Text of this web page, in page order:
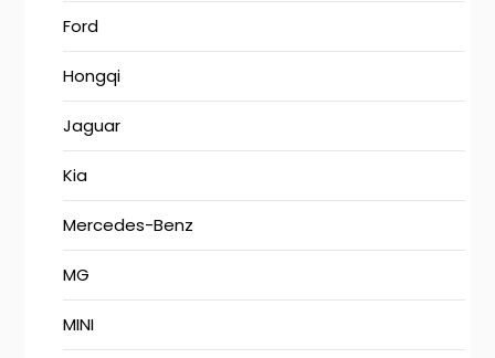
Ford
Hongqi
Jaguar
Kia
Mercedes-Benz
MG
MINI